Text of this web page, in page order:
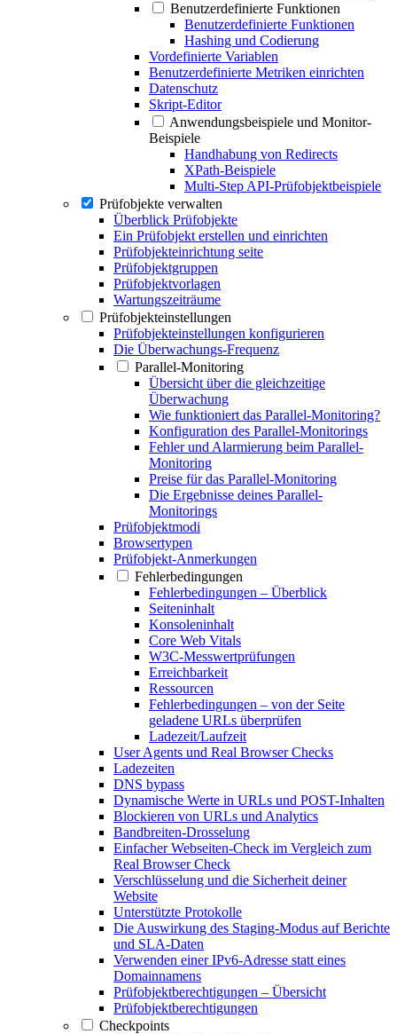
Benutzerdefinierte Funktionen
Benutzerdefinierte Funktionen
Hashing und Codierung
Vordefinierte Variablen
Benutzerdefinierte Metriken einrichten
Datenschutz
Skript-Editor
Anwendungsbeispiele und Monitor-
Beispiele
Handhabung von Redirects
XPath-Beispiele
Multi-Step API-Prüfobjektbeispiele
Prüfobjekte verwalten
Überblick Prüfobjekte
Ein Prüfobjekt erstellen und einrichten
Prüfobjekteinrichtung seite
Prüfobjektgruppen
Prüfobjektvorlagen
Wartungszeiträume
Prüfobjekteinstellungen
Prüfobjekteinstellungen konfigurieren
Die Überwachungs-Frequenz
Parallel-Monitoring
Übersicht über die gleichzeitige
Überwachung
Wie funktioniert das Parallel-Monitoring?
Konfiguration des Parallel-Monitorings
Fehler und Alarmierung beim Parallel-
Monitoring
Preise für das Parallel-Monitoring
Die Ergebnisse deines Parallel-
Monitorings
Prüfobjektmodi
Browsertypen
Prüfobjekt-Anmerkungen
Fehlerbedingungen
Fehlerbedingungen – Überblick
Seiteninhalt
Konsoleninhalt
Core Web Vitals
W3C-Messwertprüfungen
Erreichbarkeit
Ressourcen
Fehlerbedingungen – von der Seite
geladene URLs überprüfen
Ladezeit/Laufzeit
User Agents und Real Browser Checks
Ladezeiten
DNS bypass
Dynamische Werte in URLs und POST-Inhalten
Blockieren von URLs und Analytics
Bandbreiten-Drosselung
Einfacher Webseiten-Check im Vergleich zum
Real Browser Check
Verschlüsselung und die Sicherheit deiner
Website
Unterstützte Protokolle
Die Auswirkung des Staging-Modus auf Berichte
und SLA-Daten
Verwenden einer IPv6-Adresse statt eines
Domainnamens
Prüfobjektberechtigungen – Übersicht
Prüfobjektberechtigungen
Checkpoints